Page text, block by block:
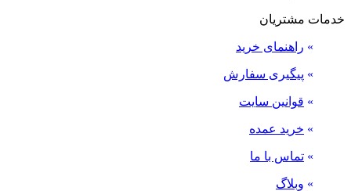
خدمات مشتریان
» راهنمای خرید
» پیگیری سفارش
» قوانین سایت
» خرید عمده
» تماس با ما
» وبلاگ